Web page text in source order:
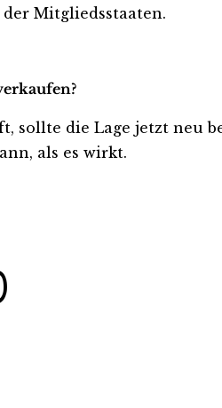
Mitgliedsstaaten.
die Lage jetzt neu
als es wirkt.